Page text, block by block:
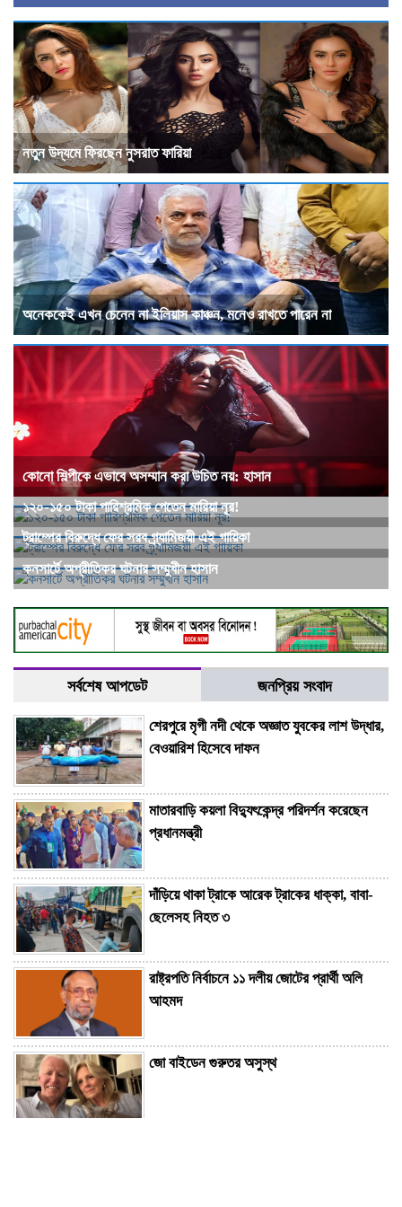
নতুন উদ্যমে ফিরছেন নুসরাত ফারিয়া
অনেককেই এখন চেনেন না ইলিয়াস কাঞ্চন, মনেও রাখতে পারেন না
কোনো শিল্পীকে এভাবে অসম্মান করা উচিত নয়: হাসান
১২০-১৫০ টাকা পারিশ্রমিক পেতেন মারিয়া নূর!
ট্রাম্পের বিরুদ্ধে ফের সরব গ্র্যামিজয়ী এই গায়িকা
কনসার্টে অপ্রীতিকর ঘটনার সম্মুখীন হাসান
সর্বশেষ আপডেট জনপ্রিয় সংবাদ
শেরপুরে মৃগী নদী থেকে অজ্ঞাত যুবকের লাশ উদ্ধার,
বেওয়ারিশ হিসেবে দাফন
মাতারবাড়ি কয়লা বিদ্যুৎকেন্দ্র পরিদর্শন করেছেন
প্রধানমন্ত্রী
দাঁড়িয়ে থাকা ট্রাকে আরেক ট্রাকের ধাক্কা, বাবা-
ছেলেসহ নিহত ৩
রাষ্ট্রপতি নির্বাচনে ১১ দলীয় জোটের প্রার্থী অলি
আহমদ
জো বাইডেন গুরুতর অসুস্থ